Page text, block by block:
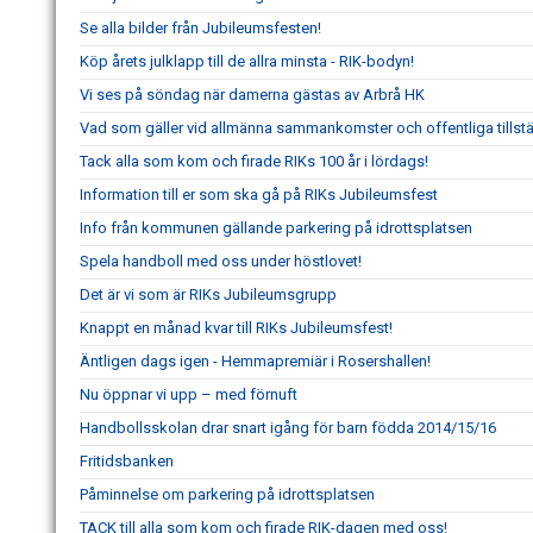
Se alla bilder från Jubileumsfesten!
Köp årets julklapp till de allra minsta - RIK-bodyn!
Vi ses på söndag när damerna gästas av Arbrå HK
Vad som gäller vid allmänna sammankomster och offentliga
Tack alla som kom och firade RIKs 100 år i lördags!
Information till er som ska gå på RIKs Jubileumsfest
Info från kommunen gällande parkering på idrottsplatsen
Spela handboll med oss under höstlovet!
Det är vi som är RIKs Jubileumsgrupp
Knappt en månad kvar till RIKs Jubileumsfest!
Äntligen dags igen - Hemmapremiär i Rosershallen!
Nu öppnar vi upp – med förnuft
Handbollsskolan drar snart igång för barn födda 2014/15/16
Fritidsbanken
Påminnelse om parkering på idrottsplatsen
TACK till alla som kom och firade RIK-dagen med oss!